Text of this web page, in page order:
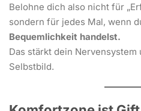
Belohne dich also nicht für
sondern für jedes Mal, wenn
Bequemlichkeit handelst.
Das stärkt dein
Selbstbild.